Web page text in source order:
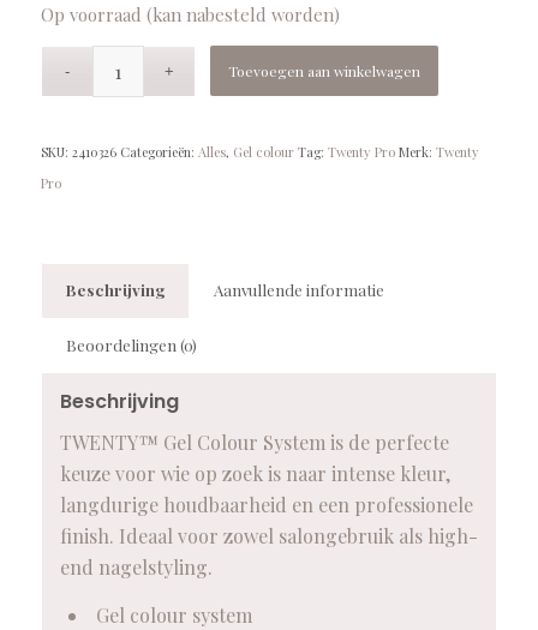
Op voorraad (kan nabesteld worden)
Toevoegen aan winkelwagen
SKU: 2410326 Categorieën: Alles, Gel colour Tag: Twenty Pro Merk: Twenty
Pro
Beschrijving Aanvullende informatie
Beoordelingen (0)
Beschrijving
TWENTY™ Gel Colour System is de perfecte
keuze voor wie op zoek is naar intense kleur,
langdurige houdbaarheid en een professionele
finish. Ideaal voor zowel salongebruik als high-
end nagelstyling.
Gel colour system